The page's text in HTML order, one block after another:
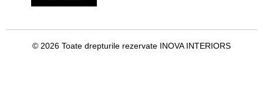
© 2026 Toate drepturile rezervate INOVA INTERIORS